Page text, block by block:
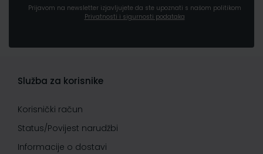
Prijavom na newsletter izjavljujete da ste upoznati s našom politikom
Privatnosti i sigurnosti podataka
Služba za korisnike
Korisnički račun
Status/Povijest narudžbi
Informacije o dostavi